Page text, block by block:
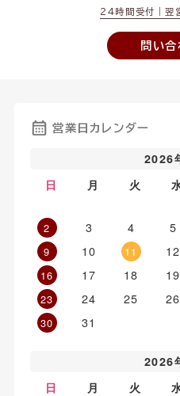
24時間受付｜翌
問い合
営業日カレンダー
2026
日
月 火
2
3 4 5
9
10 11 12
16
17 18 19
23
24 25 26
30
31
2026
日
月 火